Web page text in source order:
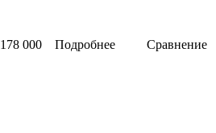
178 000 Подробнее Сравнение